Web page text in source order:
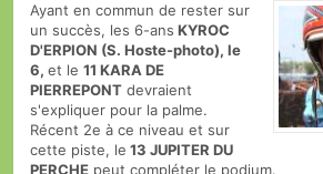
Ayant en commun de rester sur
un succès, les 6-ans KYROC
D'ERPION (S. Hoste-photo), le
6, et le 11 KARA DE
PIERREPONT devraient
s'expliquer pour la palme.
Récent 2e à ce niveau et sur
cette piste, le 13 JUPITER DU
PERCHE peut compléter le podium.